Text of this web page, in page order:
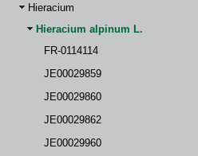
Hieracium
Hieracium alpinum L.
FR-0114114
JE00029859
JE00029860
JE00029862
JE00029960